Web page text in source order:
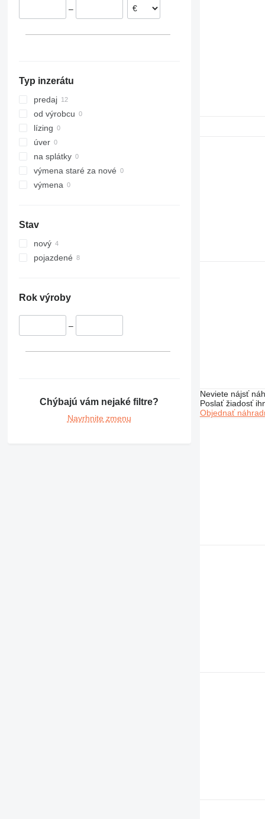
–
Typ inzerátu
predaj
od výrobcu
lízing
úver
na splátky
výmena staré za nové
výmena
Stav
nový
pojazdené
Rok výroby
–
Chýbajú vám nejaké filtre?
Navrhnite zmenu
Neviete nájsť
Poslať žiadosť
Objednať